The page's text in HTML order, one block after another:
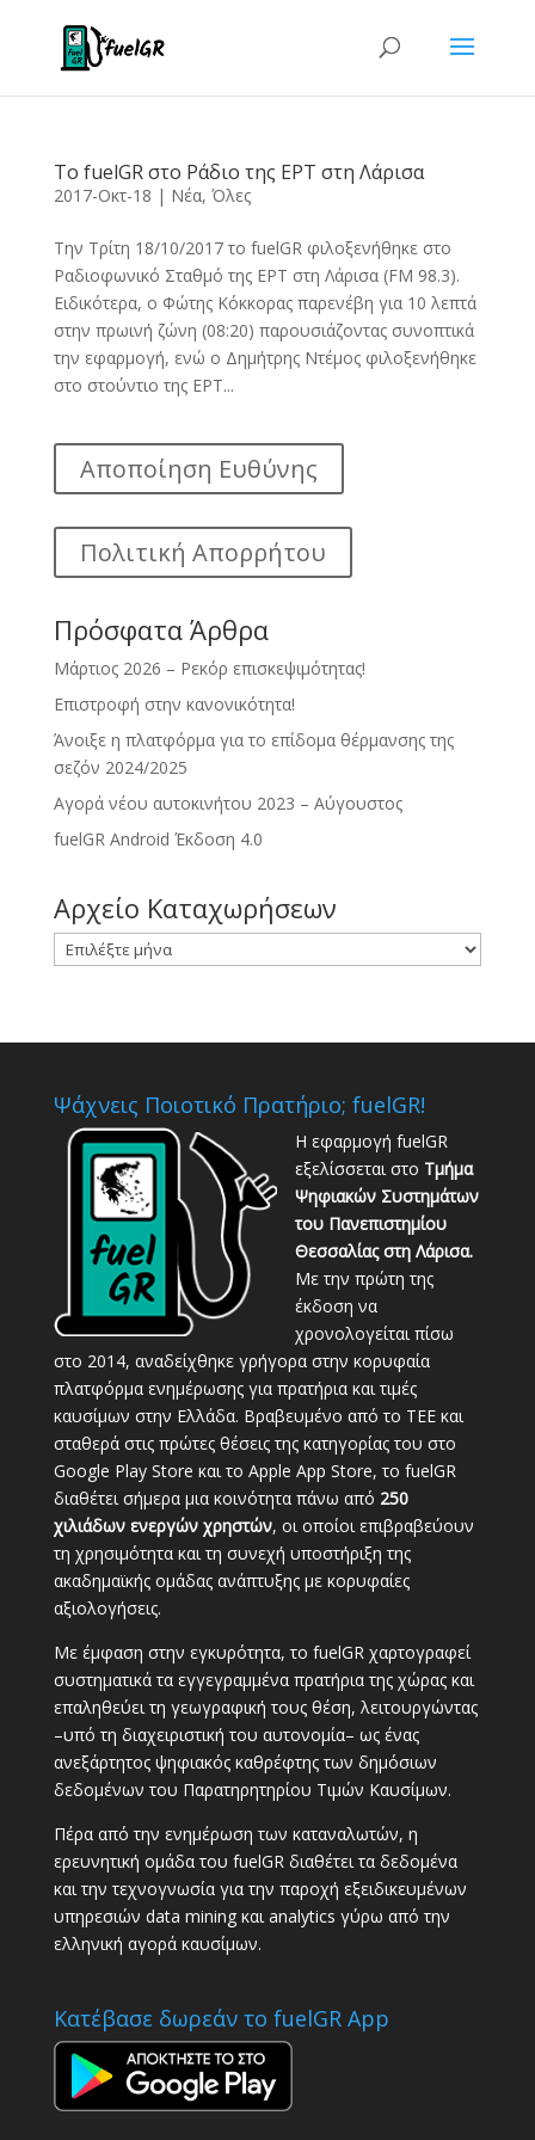
Το fuelGR στο Ράδιο της ΕΡΤ στη Λάρισα
2017-Οκτ-18 | Νέα, Όλες
Την Τρίτη 18/10/2017 το fuelGR φιλοξενήθηκε στο
Ραδιοφωνικό Σταθμό της ΕΡΤ στη Λάρισα (FM 98.3).
Ειδικότερα, ο Φώτης Κόκκορας παρενέβη για 10 λεπτά
στην πρωινή ζώνη (08:20) παρουσιάζοντας συνοπτικά
την εφαρμογή, ενώ ο Δημήτρης Ντέμος φιλοξενήθηκε
στο στούντιο της ΕΡΤ...
Αποποίηση Ευθύνης
Πολιτική Απορρήτου
Πρόσφατα Άρθρα
Μάρτιος 2026 – Ρεκόρ επισκεψιμότητας!
Επιστροφή στην κανονικότητα!
Άνοιξε η πλατφόρμα για το επίδομα θέρμανσης της
σεζόν 2024/2025
Αγορά νέου αυτοκινήτου 2023 – Αύγουστος
fuelGR Android Έκδοση 4.0
Αρχείο Καταχωρήσεων
Αρχείο
Καταχωρήσεων
Ψάχνεις Ποιοτικό Πρατήριο; fuelGR!
Η εφαρμογή fuelGR
εξελίσσεται στο Τμήμα
Ψηφιακών Συστημάτων
του Πανεπιστημίου
Θεσσαλίας στη Λάρισα.
Με την πρώτη της
έκδοση να
χρονολογείται πίσω
στο 2014, αναδείχθηκε γρήγορα στην κορυφαία
πλατφόρμα ενημέρωσης για πρατήρια και τιμές
καυσίμων στην Ελλάδα. Βραβευμένο από το ΤΕΕ και
σταθερά στις πρώτες θέσεις της κατηγορίας του στο
Google Play Store και το Apple App Store, το fuelGR
διαθέτει σήμερα μια κοινότητα πάνω από 250
χιλιάδων ενεργών χρηστών, οι οποίοι επιβραβεύουν
τη χρησιμότητα και τη συνεχή υποστήριξη της
ακαδημαϊκής ομάδας ανάπτυξης με κορυφαίες
αξιολογήσεις.
Με έμφαση στην εγκυρότητα, το fuelGR χαρτογραφεί
συστηματικά τα εγγεγραμμένα πρατήρια της χώρας και
επαληθεύει τη γεωγραφική τους θέση, λειτουργώντας
–υπό τη διαχειριστική του αυτονομία– ως ένας
ανεξάρτητος ψηφιακός καθρέφτης των δημόσιων
δεδομένων του Παρατηρητηρίου Τιμών Καυσίμων.
Πέρα από την ενημέρωση των καταναλωτών, η
ερευνητική ομάδα του fuelGR διαθέτει τα δεδομένα
και την τεχνογνωσία για την παροχή εξειδικευμένων
υπηρεσιών data mining και analytics γύρω από την
ελληνική αγορά καυσίμων.
Κατέβασε δωρεάν το fuelGR App